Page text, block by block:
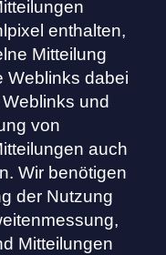
enthalten,
Mitteilung
Weblinks dabei
und
von
auch
Wir benötigen
der Nutzung
Mitteilungen